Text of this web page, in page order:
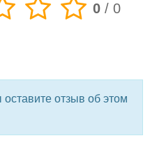
0 / 0
отзыв об этом